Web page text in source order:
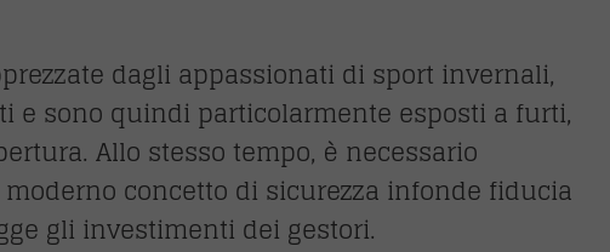
dagli appassionati di sport invernali,
e sono quindi particolarmente esposti a furti,
Allo stesso tempo, è necessario
concetto di sicurezza infonde fiducia
gli investimenti dei gestori.